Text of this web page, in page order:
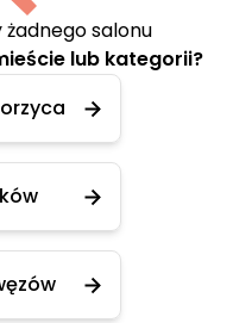
salonu
lub kategorii?